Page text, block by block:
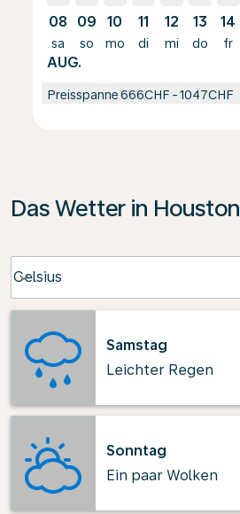
08
sa
AUG.
09
so
10
mo
11
di
12
mi
13
do
14
fr
Preisspanne666CHF -1047CHF
Das Wetter in Houston
Celsius
keyboard_arrow_down
Samstag
Leichter Regen
Sonntag
Ein paar Wolken